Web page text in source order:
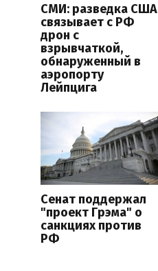
СМИ: разведка США
связывает с РФ
дрон с
взрывчаткой,
обнаруженный в
аэропорту
Лейпцига
Сенат поддержал
"проект Грэма" о
санкциях против
РФ